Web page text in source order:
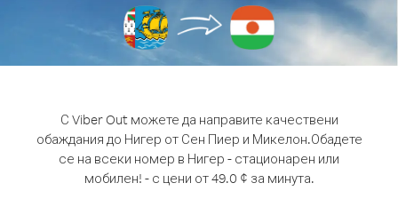
С Viber Out можете да направите качествени
обаждания до Нигер от Сен Пиер и Микелон.Обадете
се на всеки номер в Нигер - стационарен или
мобилен! - с цени от 49.0 ¢ за минута.